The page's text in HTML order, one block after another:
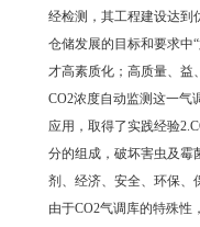
经检测，其工程建设达到
仓储发展的目标和要求中
才高素质化；高质量、益
CO2浓度自动监测这一气
应用，取得了实践经验
分的组成，破坏害虫及霉
剂、经济、安全、环保、
由于CO2气调库的特殊性